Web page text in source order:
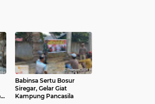
Babinsa Sertu Bosur
Siregar, Gelar Giat
Kampung Pancasila